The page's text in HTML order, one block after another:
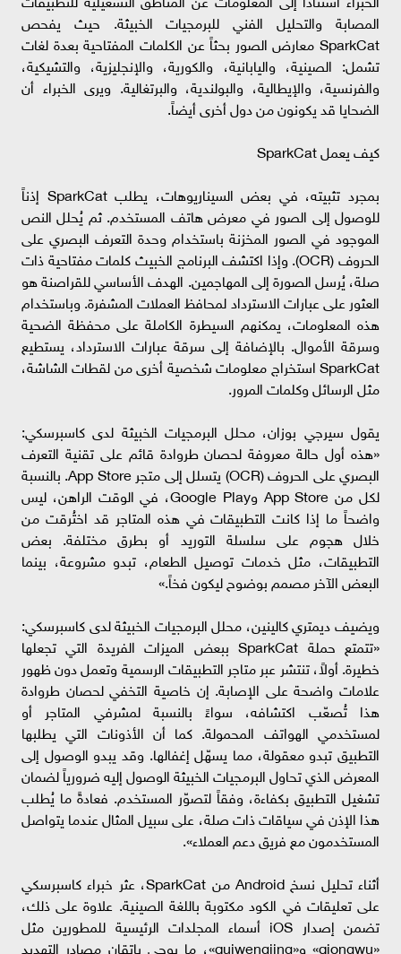
المصابة والتحليل الفني للبرمجيات الخبيثة. حيث يفحص
SparkCat معارض الصور بحثاً عن الكلمات المفتاحية بعدة لغات
تشمل: الصينية، واليابانية، والكورية، والإنجليزية، والتشيكية،
والفرنسية، والإيطالية، والبولندية، والبرتغالية. ويرى الخبراء أن
الضحايا قد يكونون من دول أخرى أيضاً.
كيف يعمل SparkCat
بمجرد تثبيته، في بعض السيناريوهات، يطلب SparkCat إذناً
للوصول إلى الصور في معرض هاتف المستخدم. ثم يُحلل النص
الموجود في الصور المخزنة باستخدام وحدة التعرف البصري على
الحروف (OCR). وإذا اكتشف البرنامج الخبيث كلمات مفتاحية ذات
صلة، يُرسل الصورة إلى المهاجمين. الهدف الأساسي للقراصنة هو
العثور على عبارات الاسترداد لمحافظ العملات المشفرة. وباستخدام
هذه المعلومات، يمكنهم السيطرة الكاملة على محفظة الضحية
وسرقة الأموال. بالإضافة إلى سرقة عبارات الاسترداد، يستطيع
SparkCat استخراج معلومات شخصية أخرى من لقطات الشاشة،
مثل الرسائل وكلمات المرور.
يقول سيرجي بوزان، محلل البرمجيات الخبيثة لدى كاسبرسكي:
«هذه أول حالة معروفة لحصان طروادة قائم على تقنية التعرف
البصري على الحروف (OCR) يتسلل إلى متجر App Store. بالنسبة
لكل من App Store وGoogle Play، في الوقت الراهن، ليس
واضحاً ما إذا كانت التطبيقات في هذه المتاجر قد اختُرقت من
خلال هجوم على سلسلة التوريد أو بطرق مختلفة. بعض
التطبيقات، مثل خدمات توصيل الطعام، تبدو مشروعة، بينما
البعض الآخر مصمم بوضوح ليكون فخاً.»
ويضيف ديمتري كالينين، محلل البرمجيات الخبيثة لدى كاسبرسكي:
«تتمتع حملة SparkCat ببعض الميزات الفريدة التي تجعلها
خطيرة. أولاً، تنتشر عبر متاجر التطبيقات الرسمية وتعمل دون ظهور
علامات واضحة على الإصابة. إن خاصية التخفي لحصان طروادة
هذا تُصعّب اكتشافه، سواءً بالنسبة لمشرفي المتاجر أو
لمستخدمي الهواتف المحمولة. كما أن الأذونات التي يطلبها
التطبيق تبدو معقولة، مما يسهّل إغفالها. وقد يبدو الوصول إلى
المعرض الذي تحاول البرمجيات الخبيثة الوصول إليه ضرورياً لضمان
تشغيل التطبيق بكفاءة، وفقاً لتصوّر المستخدم. فعادةً ما يُطلب
هذا الإذن في سياقات ذات صلة، على سبيل المثال عندما يتواصل
المستخدمون مع فريق دعم العملاء».
أثناء تحليل نسخ Android من SparkCat، عثر خبراء كاسبرسكي
على تعليقات في الكود مكتوبة باللغة الصينية. علاوة على ذلك،
تضمن إصدار iOS أسماء المجلدات الرئيسية للمطورين مثل
«qiongwu» و«quiwengjing»، ما يوحي بإتقان مصادر التهديد